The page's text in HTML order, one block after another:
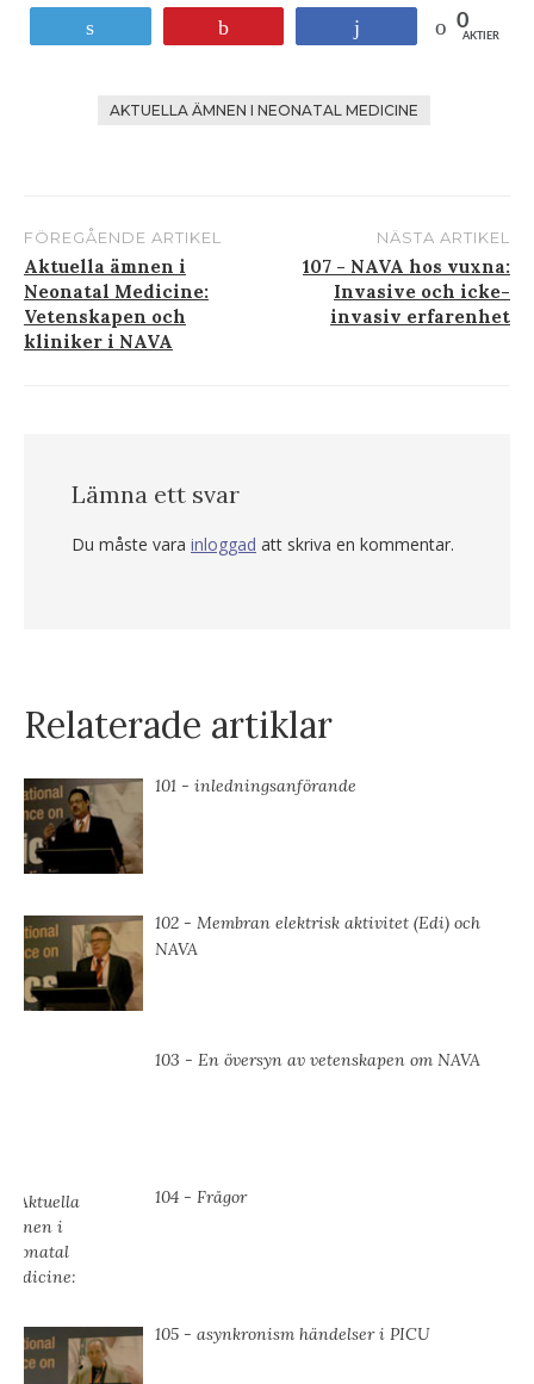
0
AKTIER
AKTUELLA ÄMNEN I NEONATAL MEDICINE
Inlägg
navigering
FÖREGÅENDE ARTIKEL
Aktuella ämnen i
Neonatal Medicine:
Vetenskapen och
kliniker i NAVA
NÄSTA ARTIKEL
107 - NAVA hos vuxna:
Invasive och icke-
invasiv erfarenhet
Lämna ett svar
Du måste vara inloggad att skriva en kommentar.
Relaterade artiklar
101 - inledningsanförande
102 - Membran elektrisk aktivitet (Edi) och
NAVA
103 - En översyn av vetenskapen om NAVA
104 - Frågor
105 - asynkronism händelser i PICU